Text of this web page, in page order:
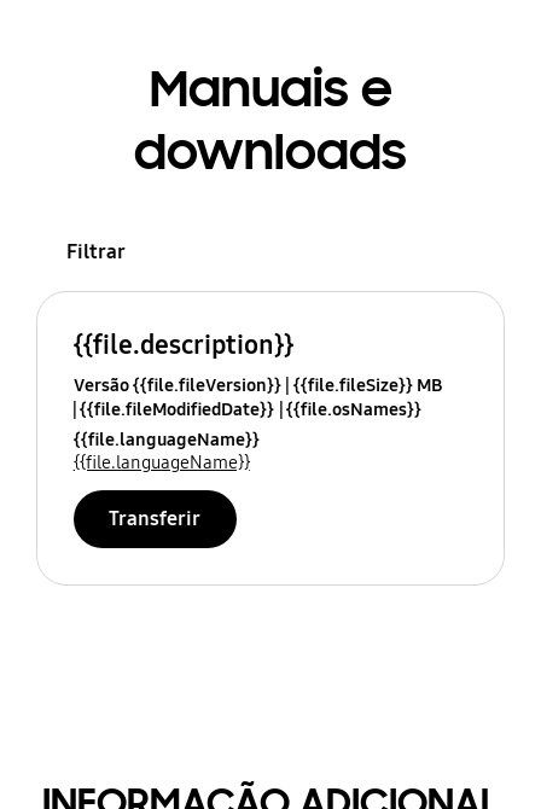
Manuais e
downloads
Filtrar
{{file.description}}
Versão {{file.fileVersion}} {{file.fileSize}} MB
{{file.fileModifiedDate}} {{file.osNames}}
{{file.languageName}}
{{file.languageName}}
Transferir